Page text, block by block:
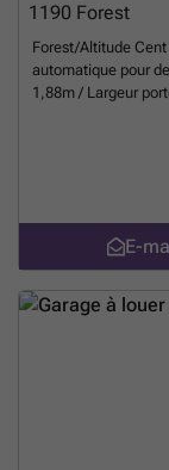
1190 Forest
Forest/Altitude
automatique pour
1,88m / Largeur
E-